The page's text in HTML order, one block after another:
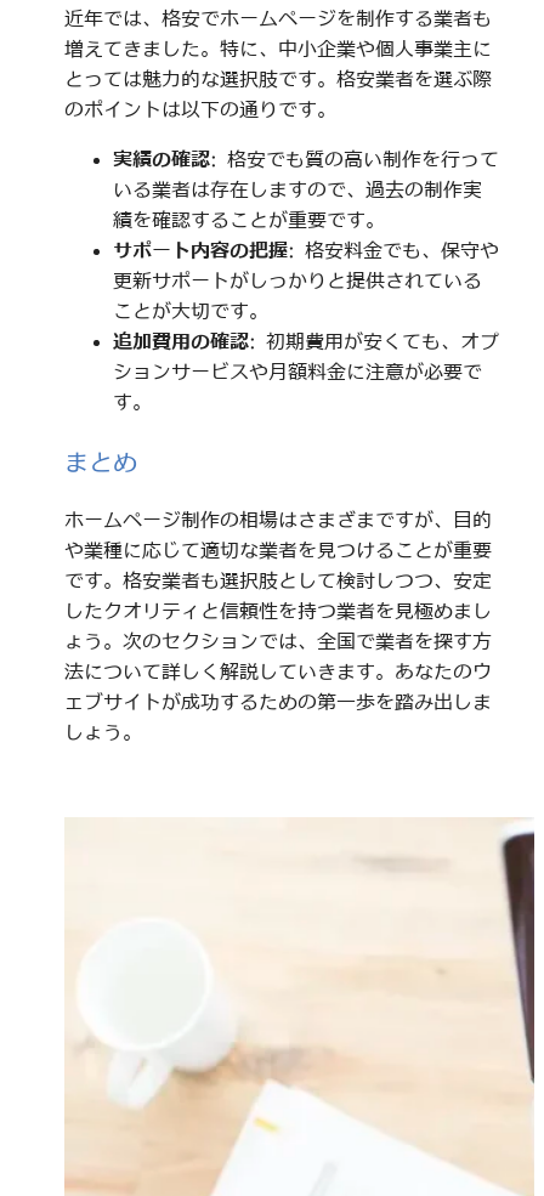
近年では、格安でホームページを制作する業者も
増えてきました。特に、中小企業や個人事業主に
とっては魅力的な選択肢です。格安業者を選ぶ際
のポイントは以下の通りです。
実績の確認: 格安でも質の高い制作を行って
いる業者は存在しますので、過去の制作実
績を確認することが重要です。
サポート内容の把握: 格安料金でも、保守や
更新サポートがしっかりと提供されている
ことが大切です。
追加費用の確認: 初期費用が安くても、オプ
ションサービスや月額料金に注意が必要で
す。
まとめ
ホームページ制作の相場はさまざまですが、目的
や業種に応じて適切な業者を見つけることが重要
です。格安業者も選択肢として検討しつつ、安定
したクオリティと信頼性を持つ業者を見極めまし
ょう。次のセクションでは、全国で業者を探す方
法について詳しく解説していきます。あなたのウ
ェブサイトが成功するための第一歩を踏み出しま
しょう。